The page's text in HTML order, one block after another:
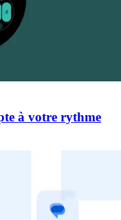
à votre rythme